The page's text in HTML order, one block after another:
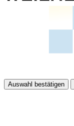
Auswahl bestätigen